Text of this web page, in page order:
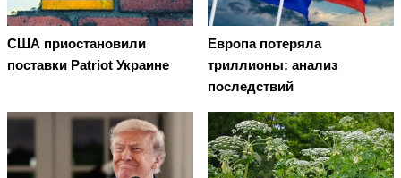
США приостановили
поставки Patriot Украине
Европа потеряла
триллионы: анализ
последствий